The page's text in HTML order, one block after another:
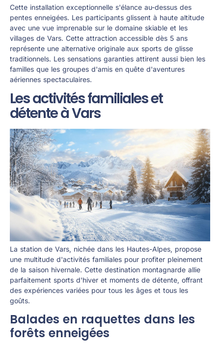
Cette installation exceptionnelle s'élance au-dessus des
pentes enneigées. Les participants glissent à haute altitude
avec une vue imprenable sur le domaine skiable et les
villages de Vars. Cette attraction accessible dès 5 ans
représente une alternative originale aux sports de glisse
traditionnels. Les sensations garanties attirent aussi bien les
familles que les groupes d'amis en quête d'aventures
aériennes spectaculaires.
Les activités familiales et
détente à Vars
La station de Vars, nichée dans les Hautes-Alpes, propose
une multitude d'activités familiales pour profiter pleinement
de la saison hivernale. Cette destination montagnarde allie
parfaitement sports d'hiver et moments de détente, offrant
des expériences variées pour tous les âges et tous les
goûts.
Balades en raquettes dans les
forêts enneigées